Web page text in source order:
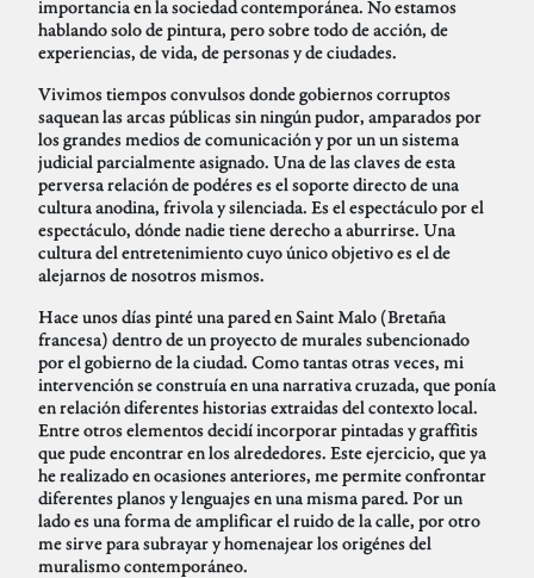
importancia en la sociedad contemporánea. No estamos
hablando solo de pintura, pero sobre todo de acción, de
experiencias, de vida, de personas y de ciudades.
Vivimos tiempos convulsos donde gobiernos corruptos
saquean las arcas públicas sin ningún pudor, amparados por
los grandes medios de comunicación y por un un sistema
judicial parcialmente asignado. Una de las claves de esta
perversa relación de podéres es el soporte directo de una
cultura anodina, frivola y silenciada. Es el espectáculo por el
espectáculo, dónde nadie tiene derecho a aburrirse. Una
cultura del entretenimiento cuyo único objetivo es el de
alejarnos de nosotros mismos.
Hace unos días pinté una pared en Saint Malo (Bretaña
francesa) dentro de un proyecto de murales subencionado
por el gobierno de la ciudad. Como tantas otras veces, mi
intervención se construía en una narrativa cruzada, que ponía
en relación diferentes historias extraidas del contexto local.
Entre otros elementos decidí incorporar pintadas y graffitis
que pude encontrar en los alrededores. Este ejercicio, que ya
he realizado en ocasiones anteriores, me permite confrontar
diferentes planos y lenguajes en una misma pared. Por un
lado es una forma de amplificar el ruido de la calle, por otro
me sirve para subrayar y homenajear los origénes del
muralismo contemporáneo.